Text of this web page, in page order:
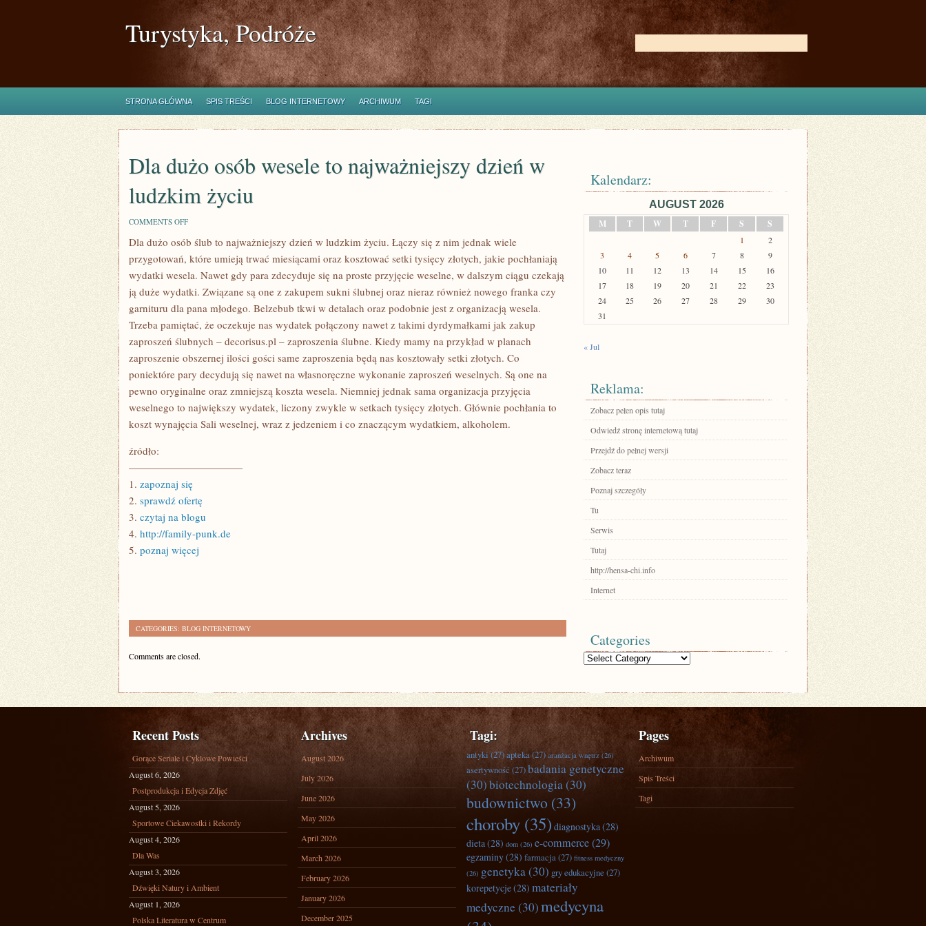
Turystyka, Podróże
STRONA GŁÓWNA SPIS TREŚCI BLOG INTERNETOWY ARCHIWUM TAGI
Dla dużo osób wesele to najważniejszy dzień w
ludzkim życiu
COMMENTS OFFON
DUŻO
WESELE
TO
NAJWAŻNIEJSZY
DZIEŃ
LUDZKIM
ŻYCIU
Dla dużo osób ślub to najważniejszy dzień w ludzkim życiu. Łączy się z nim jednak wiele
przygotowań, które umieją trwać miesiącami oraz kosztować setki tysięcy złotych, jakie pochłaniają
wydatki wesela. Nawet gdy para zdecyduje się na proste przyjęcie weselne, w dalszym ciągu czekają
ją duże wydatki. Związane są one z zakupem sukni ślubnej oraz nieraz również nowego franka czy
garnituru dla pana młodego. Belzebub tkwi w detalach oraz podobnie jest z organizacją wesela.
Trzeba pamiętać, że oczekuje nas wydatek połączony nawet z takimi dyrdymałkami jak zakup
zaproszeń ślubnych – decorisus.pl – zaproszenia ślubne. Kiedy mamy na przykład w planach
zaproszenie obszernej ilości gości same zaproszenia będą nas kosztowały setki złotych. Co
poniektóre pary decydują się nawet na własnoręczne wykonanie zaproszeń weselnych. Są one na
pewno oryginalne oraz zmniejszą koszta wesela. Niemniej jednak sama organizacja przyjęcia
weselnego to największy wydatek, liczony zwykle w setkach tysięcy złotych. Głównie pochłania to
koszt wynajęcia Sali weselnej, wraz z jedzeniem i co znaczącym wydatkiem, alkoholem.
źródło:
———————————
1. zapoznaj się
2. sprawdź ofertę
3. czytaj na blogu
4. http://family-punk.de
5. poznaj więcej
CATEGORIES: BLOG INTERNETOWY
Comments are closed.
Kalendarz:
AUGUST 2026
M
T W T F S S
1
2
3
4 5 6 7 8
9
10
11 12 13 14 15
16
17
18 19 20 21 22
23
24
25 26 27 28 29
30
31
« Jul
Reklama:
Zobacz pełen opis tutaj
Odwiedź stronę internetową tutaj
Przejdź do pełnej wersji
Zobacz teraz
Poznaj szczegóły
Tu
Serwis
Tutaj
http://hensa-chi.info
Internet
Categories
Categories
Recent Posts
Gorące Seriale i Cyklowe Powieści
August 6, 2026
Postprodukcja i Edycja Zdjęć
August 5, 2026
Sportowe Ciekawostki i Rekordy
August 4, 2026
Dla Was
August 3, 2026
Dźwięki Natury i Ambient
August 1, 2026
Polska Literatura w Centrum
Archives
August 2026
July 2026
June 2026
May 2026
April 2026
March 2026
February 2026
January 2026
December 2025
Tagi:
antyki(27)apteka(27) aranżacja wnętrz (26)
asertywność (27)badania genetyczne
(30)biotechnologia(30)
budownictwo (33)
choroby (35) diagnostyka(28)
dieta(28) dom (26) e-commerce(29)
egzaminy(28) farmacja(27) fitness medyczny
(26) genetyka(30) gry edukacyjne (27)
korepetycje(28) materiały
medyczne (30)medycyna
Pages
Archiwum
Spis Treści
Tagi